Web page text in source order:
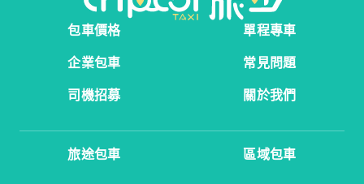
包車價格
單程專車
企業包車
常見問題
司機招募
關於我們
旅途包車 區域包車